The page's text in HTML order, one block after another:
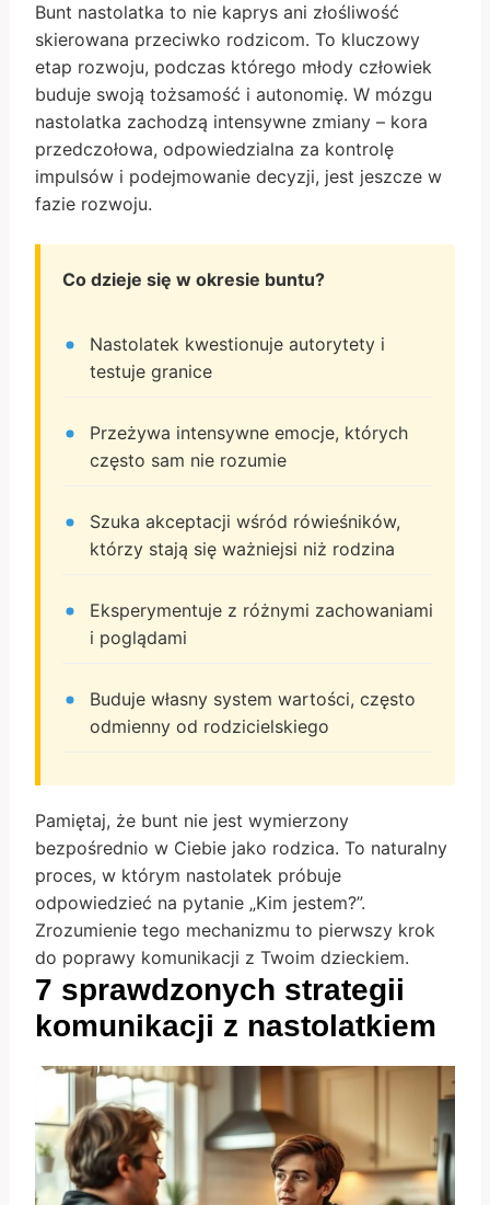
Bunt nastolatka to nie kaprys ani złośliwość
skierowana przeciwko rodzicom. To kluczowy
etap rozwoju, podczas którego młody człowiek
buduje swoją tożsamość i autonomię. W mózgu
nastolatka zachodzą intensywne zmiany – kora
przedczołowa, odpowiedzialna za kontrolę
impulsów i podejmowanie decyzji, jest jeszcze w
fazie rozwoju.
Co dzieje się w okresie buntu?
Nastolatek kwestionuje autorytety i
testuje granice
Przeżywa intensywne emocje, których
często sam nie rozumie
Szuka akceptacji wśród rówieśników,
którzy stają się ważniejsi niż rodzina
Eksperymentuje z różnymi zachowaniami
i poglądami
Buduje własny system wartości, często
odmienny od rodzicielskiego
Pamiętaj, że bunt nie jest wymierzony
bezpośrednio w Ciebie jako rodzica. To naturalny
proces, w którym nastolatek próbuje
odpowiedzieć na pytanie „Kim jestem?”.
Zrozumienie tego mechanizmu to pierwszy krok
do poprawy komunikacji z Twoim dzieckiem.
7 sprawdzonych strategii
komunikacji z nastolatkiem